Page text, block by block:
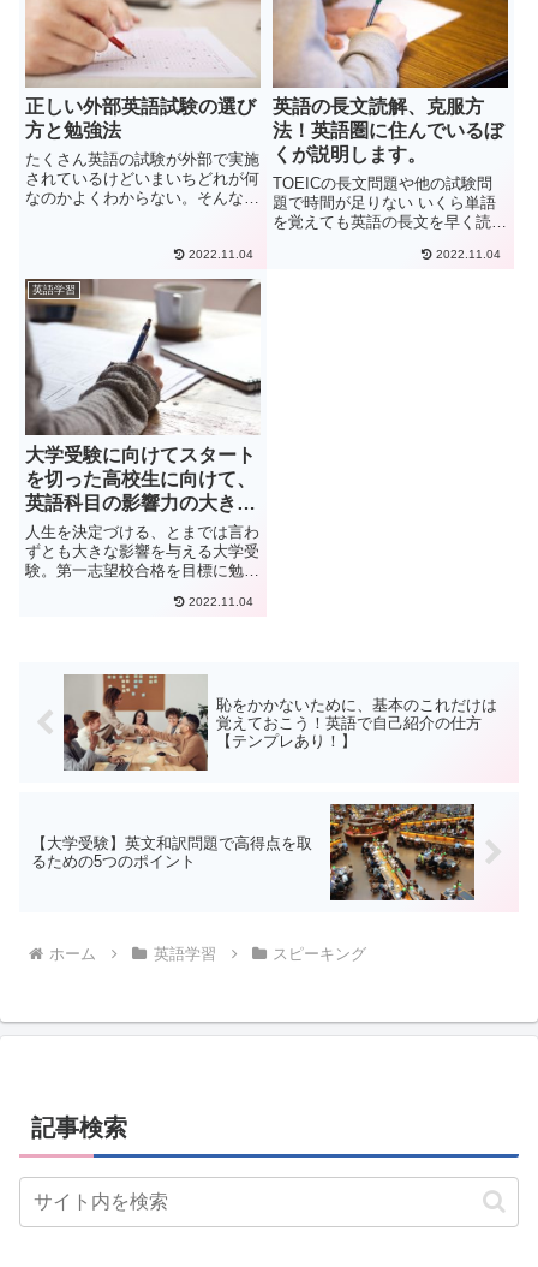
正しい外部英語試験の選び
方と勉強法
たくさん英語の試験が外部で実施
されているけどいまいちどれが何
なのかよくわからない。そんなあ
かり内容と試験の目的を知ること
で正しい対策を作れます。そして
満足のいく点数・結果を獲得し
ま...
2022.11.04
英語の長文読解、克服方
法！英語圏に住んでいるぼ
くが説明します。
TOEICの長文問題や他の試験問
題で時間が足りない いくら単語
を覚えても英語の長文を早く読め
解が出来なくなる筆者もかつて上
2022.11.04
英語学習
大学受験に向けてスタート
を切った高校生に向けて、
英語科目の影響力の大きさ
と、勉強法（私立文系向
け）
人生を決定づける、とまでは言わ
ずとも大きな影響を与える大学受
験。第一志望校合格を目標に勉強
思います。今回の記事では、これ
2022.11.04
恥をかかないために、基本のこれだけは
覚えておこう！英語で自己紹介の仕方
【テンプレあり！】
【大学受験】英文和訳問題で高得点を取
るための5つのポイント
ホーム 英語学習 スピーキング
記事検索